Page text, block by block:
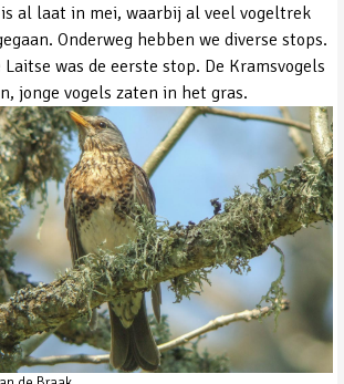
al laat in mei, waarbij al veel vogeltrek
Onderweg hebben we diverse stops.
was de eerste stop. De Kramsvogels
jonge vogels zaten in het gras.